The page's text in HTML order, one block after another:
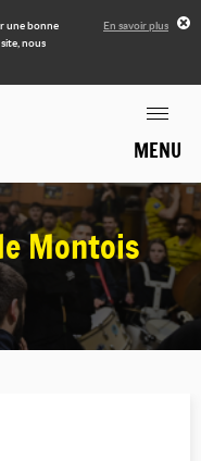
une bonne
nous
En savoir plus
MENU
Montois